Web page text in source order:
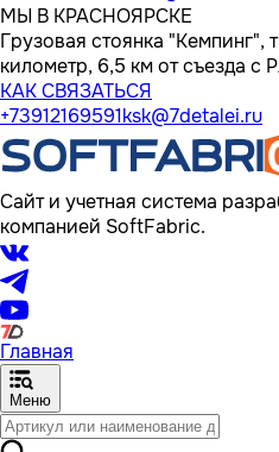
МЫ В КРАСНОЯРСКЕ
Грузовая стоянка "Кемпинг",
километр, 6,5 км от съезда с
КАК СВЯЗАТЬСЯ
+73912169591ksk@7detalei.ru
Сайт и учетная система
компанией SoftFabric.
Главная
Меню